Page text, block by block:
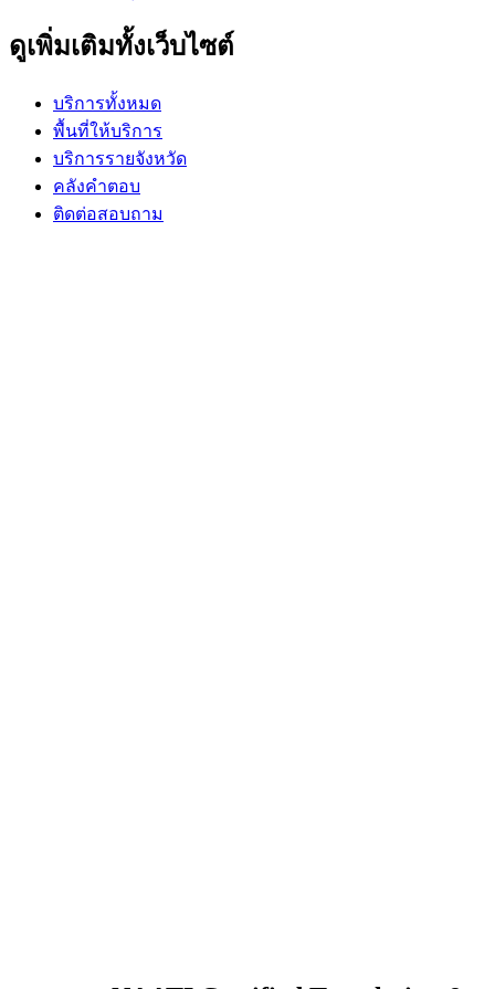
ดูเพิ่มเติมทั้งเว็บไซต์
บริการทั้งหมด
พื้นที่ให้บริการ
บริการรายจังหวัด
คลังคำตอบ
ติดต่อสอบถาม